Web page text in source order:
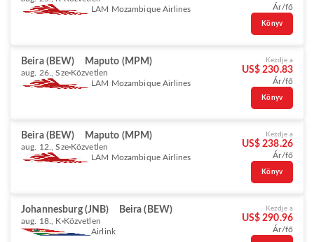
LAM Mozambique Airlines
Ár/fő
Könyv
Beira (BEW) Maputo (MPM)
aug. 26., Sze Közvetlen
LAM Mozambique Airlines
Kezdje a
US$ 230.83
Ár/fő
Könyv
Beira (BEW) Maputo (MPM)
aug. 12., Sze Közvetlen
LAM Mozambique Airlines
Kezdje a
US$ 238.26
Ár/fő
Könyv
Johannesburg (JNB) Beira (BEW)
aug. 18., K Közvetlen
Airlink
Kezdje a
US$ 290.96
Ár/fő